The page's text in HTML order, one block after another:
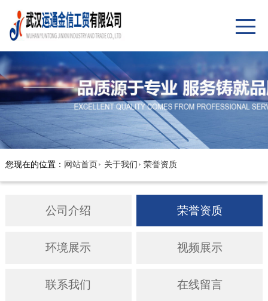
您现在的位置： 网站首页 关于我们 荣誉资质
公司介绍 荣誉资质
环境展示 视频展示
联系我们 在线留言